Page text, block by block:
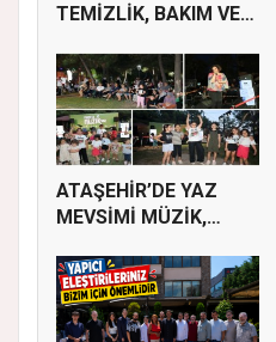
TEMİZLİK, BAKIM VE
ATAŞEHİR’DE YAZ
MEVSİMİ MÜZİK,